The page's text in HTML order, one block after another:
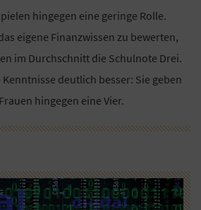
hingegen eine geringe Rolle.
eigene Finanzwissen zu bewerten,
im Durchschnitt die Schulnote Drei.
deutlich besser: Sie geben
hingegen eine Vier.